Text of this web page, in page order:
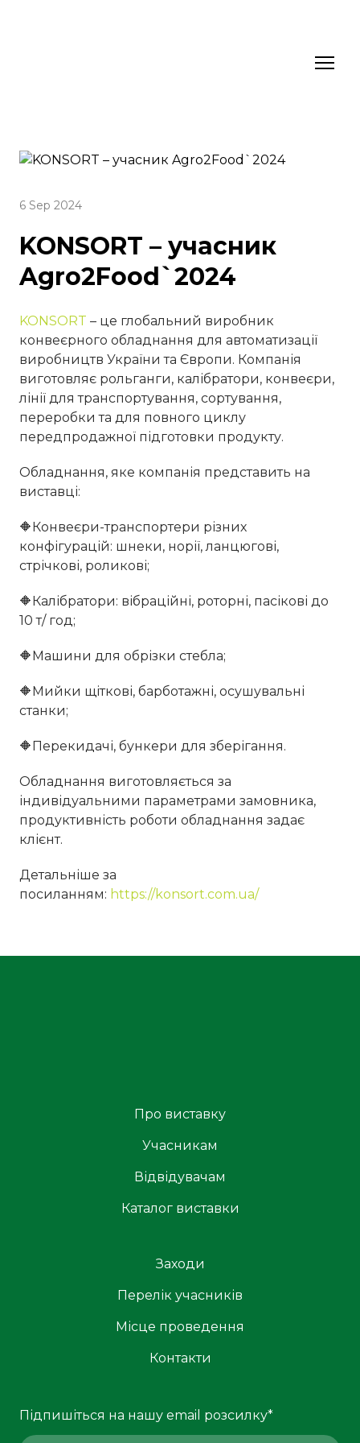
6 Sep 2024
KONSORT – учасник
Agro2Food`2024
KONSORT – це глобальний виробник
конвеєрного обладнання для автоматизації
виробництв України та Європи. Компанія
виготовляє рольганги, калібратори, конвеєри,
лінії для транспортування, сортування,
переробки та для повного циклу
передпродажної підготовки продукту.
Обладнання, яке компанія представить на
виставці:
🔶Конвеєри-транспортери різних
конфігурацій: шнеки, норії, ланцюгові,
стрічкові, роликові;
🔶Калібратори: вібраційні, роторні, пасікові до
10 т/ год;
🔶Машини для обрізки стебла;
🔶Мийки щіткові, барботажні, осушувальні
станки;
🔶Перекидачі, бункери для зберігання.
Обладнання виготовляється за
індивідуальними параметрами замовника,
продуктивність роботи обладнання задає
клієнт.
Детальніше за
посиланням: https://konsort.com.ua/
Про виставку
Учасникам
Відвідувачам
Каталог виставки
Заходи
Перелік учасників
Місце проведення
Контакти
Підпишіться на нашу email розсилку*